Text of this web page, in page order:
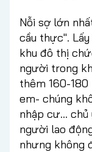
Nỗi sợ lớn
cầu thực". Lấy
khu đô thị
người trong
thêm 160-
em- chúng
nhập cư… chủ
người lao
nhưng không